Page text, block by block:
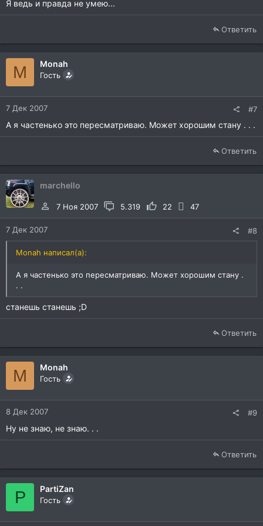
Я ведь и правда не умею...
Ответить
M Monah
Гость
7 Дек 2007 #7
А я частенько это пересматриваю. Может хорошим стану . . .
Ответить
marchello
7 Ноя 2007 5.319 22 47
7 Дек 2007 #8
Monah написал(а):
А я частенько это пересматриваю. Может хорошим стану .
. .
станешь станешь ;D
Ответить
M Monah
Гость
8 Дек 2007 #9
Ну не знаю, не знаю. . .
Ответить
P PartiZan
Гость